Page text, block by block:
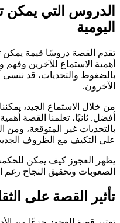
الدروس التي يمكن
اليومية
تقدم القصة دروسًا قيمة يمكن
أهمية الاستماع للآخرين
بالضغوط والتحديات، قد ننسى
الآخرون.
من خلال الاستماع الجيد،
أفضل. ثانيًا، تعلمنا القصة
بالتحديات غير المتوقعة،
على التكيف مع الظروف
يظهر العجوز كيف يمكن
الصعوبات وتحقيق النجاح رغم
تأثير القصة على